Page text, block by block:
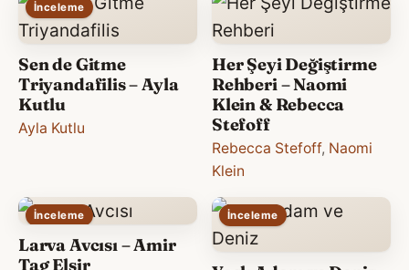
İnceleme
Sen de Gitme
Triyandafilis – Ayla
Kutlu
Ayla Kutlu
Her Şeyi Değiştirme
Rehberi – Naomi
Klein & Rebecca
Stefoff
Rebecca Stefoff, Naomi
Klein
İnceleme
Larva Avcısı – Amir
Tag Elsir
İnceleme